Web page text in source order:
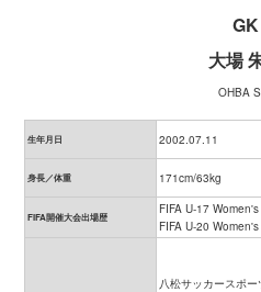
GK
大場
OHBA
生年月日 2002.07.11
身長／体重 171cm/63kg
FIFA開催大会出場歴
FIFA U-17
FIFA U-20
八松サッカースポ